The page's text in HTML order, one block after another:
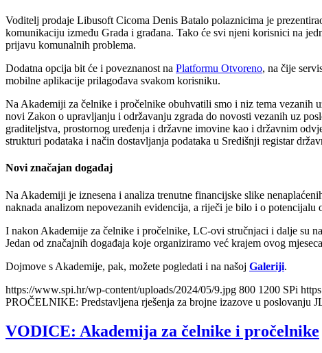
Voditelj prodaje Libusoft Cicoma Denis Batalo polaznicima je
komunikaciju između Grada i građana. Tako će svi njeni korisnici na
prijavu komunalnih problema.
Dodatna opcija bit će i poveznanost na Platformu Otvoreno, na čije
mobilne aplikacije prilagođava svakom korisniku.
Na Akademiji za čelnike i pročelnike obuhvatili smo i niz tema vezanih
novi Zakon o upravljanju i održavanju zgrada do novosti vezanih uz
graditeljstva, prostornog uređenja i državne imovine kao i državnim
strukturi podataka i način dostavljanja podataka u Središnji registar
Novi značajan događaj
Na Akademiji je iznesena i analiza trenutne financijske slike
naknada analizom nepovezanih evidencija, a riječi je bilo i o
I nakon Akademije za čelnike i pročelnike, LC-ovi stručnjaci i dalje su
Jedan od značajnih događaja koje organiziramo već krajem ovog
Dojmove s Akademije, pak, možete pogledati i na našoj Galeriji.
https://www.spi.hr/wp-content/uploads/2024/05/9.jpg 800 1200 SPi
PROČELNIKE: Predstavljena rješenja za brojne izazove u poslovanju
VODICE: Akademija za čelnike i pročelnike